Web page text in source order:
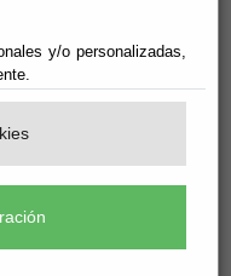
y/o personalizadas,